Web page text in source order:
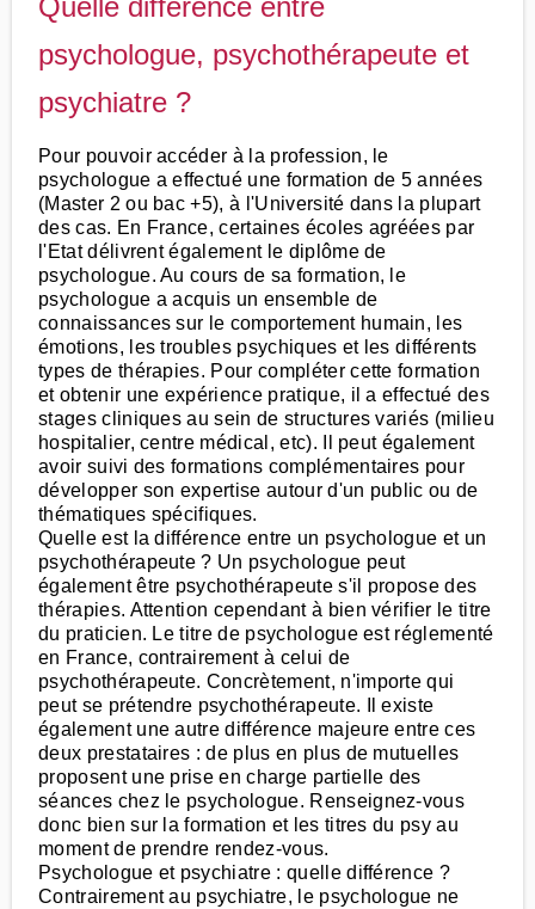
Quelle différence entre
psychologue, psychothérapeute et
psychiatre ?
Pour pouvoir accéder à la profession, le
psychologue a effectué une formation de 5 années
(Master 2 ou bac +5), à l'Université dans la plupart
des cas. En France, certaines écoles agréées par
l'Etat délivrent également le diplôme de
psychologue. Au cours de sa formation, le
psychologue a acquis un ensemble de
connaissances sur le comportement humain, les
émotions, les troubles psychiques et les différents
types de thérapies. Pour compléter cette formation
et obtenir une expérience pratique, il a effectué des
stages cliniques au sein de structures variés (milieu
hospitalier, centre médical, etc). Il peut également
avoir suivi des formations complémentaires pour
développer son expertise autour d'un public ou de
thématiques spécifiques.
Quelle est la différence entre un psychologue et un
psychothérapeute ? Un psychologue peut
également être psychothérapeute s'il propose des
thérapies. Attention cependant à bien vérifier le titre
du praticien. Le titre de psychologue est réglementé
en France, contrairement à celui de
psychothérapeute. Concrètement, n'importe qui
peut se prétendre psychothérapeute. Il existe
également une autre différence majeure entre ces
deux prestataires : de plus en plus de mutuelles
proposent une prise en charge partielle des
séances chez le psychologue. Renseignez-vous
donc bien sur la formation et les titres du psy au
moment de prendre rendez-vous.
Psychologue et psychiatre : quelle différence ?
Contrairement au psychiatre, le psychologue ne